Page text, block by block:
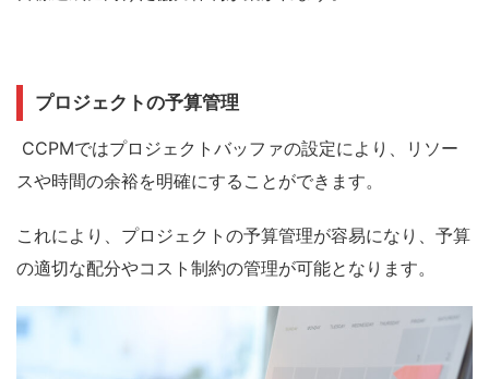
プロジェクトの予算管理
CCPMではプロジェクトバッファの設定により、リソー
スや時間の余裕を明確にすることができます。
これにより、プロジェクトの予算管理が容易になり、予算
の適切な配分やコスト制約の管理が可能となります。